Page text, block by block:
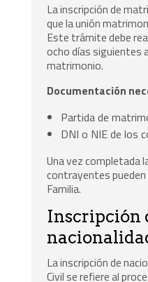
La inscripción de
que la unión
Este trámite debe
ocho días siguientes
matrimonio.
Documentación
Partida de
DNI o NIE de los
Una vez completada
contrayentes
Familia.
Inscripción
La inscripción de
Civil se refiere al